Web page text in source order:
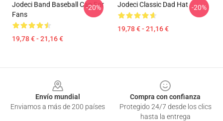
Jodeci Band Baseball Cap For
Fans
19,78 € - 21,16 €
-20% Jodeci Classic Dad Hat
19,78 € - 21,16 €
-20%
Envío mundial
Enviamos a más de 200 países
Compra con confianza
Protegido 24/7 desde los clics
hasta la entrega